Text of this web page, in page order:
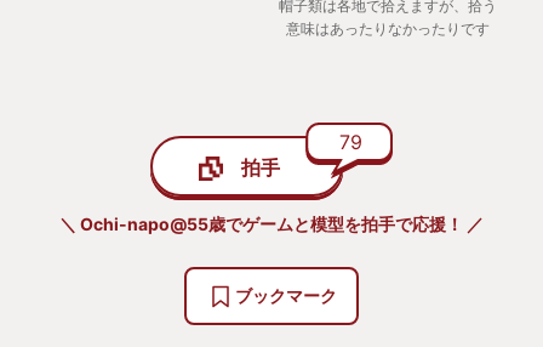
その６ Rトリガーを離すと上げていた足が地面につ
この繰り返しでやっと歩行する事が出来るのです。
Lスティックを倒す方向は前に限定されませんので、
後ろ歩きやカニ歩きも可能ですが、序盤の平坦な道
でさえ操作のリズムが狂うと簡単に転んでしまうの
で普通に前進する事がまず難しい。
（賞の発表が終わりましたので加筆。早歩きも出来
ますが、その方法は皆さんで見つけてください
帽子類は各地で拾えますが、拾う
意味はあったりなかったりです
拍手
79
＼ Ochi-napo@55歳でゲームと模型を拍手で応援！ ／
ブックマーク